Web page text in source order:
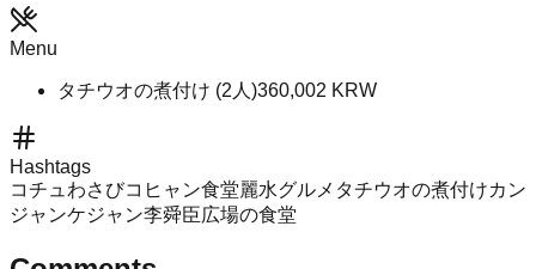
Menu
タチウオの煮付け (2人)360,002 KRW
Hashtags
コチュわさびコヒャン食堂麗水グルメ タチウオの煮付けカン
ジャンケジャン李舜臣広場の食堂